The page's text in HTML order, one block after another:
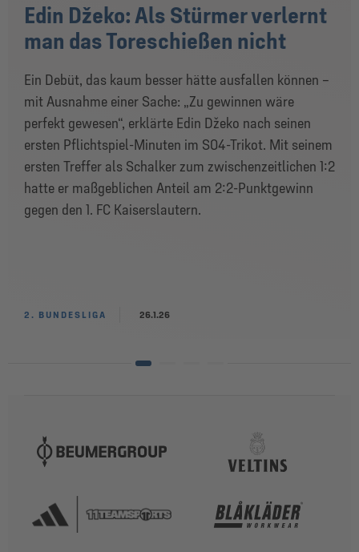
Edin Džeko: Als Stürmer verlernt
man das Toreschießen nicht
Ein Debüt, das kaum besser hätte ausfallen können –
mit Ausnahme einer Sache: „Zu gewinnen wäre
perfekt gewesen“, erklärte Edin Džeko nach seinen
ersten Pflichtspiel-Minuten im S04-Trikot. Mit seinem
ersten Treffer als Schalker zum zwischenzeitlichen 1:2
hatte er maßgeblichen Anteil am 2:2-Punktgewinn
gegen den 1. FC Kaiserslautern.
2. BUNDESLIGA 26.1.26